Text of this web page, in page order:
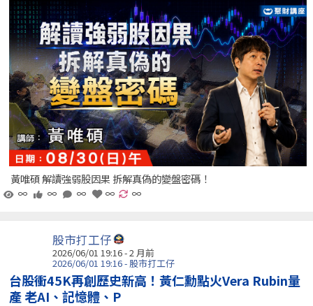
黃唯碩 解讀強弱股因果 拆解真偽的變盤密碼！
∞
∞ ∞ ∞ ∞
股市打工仔
2026/06/01 19:16 - 2 月前
2026/06/01 19:16 - 股市打工仔
台股衝45K再創歷史新高！黃仁勳點火Vera Rubin量
產 老AI、記憶體、P